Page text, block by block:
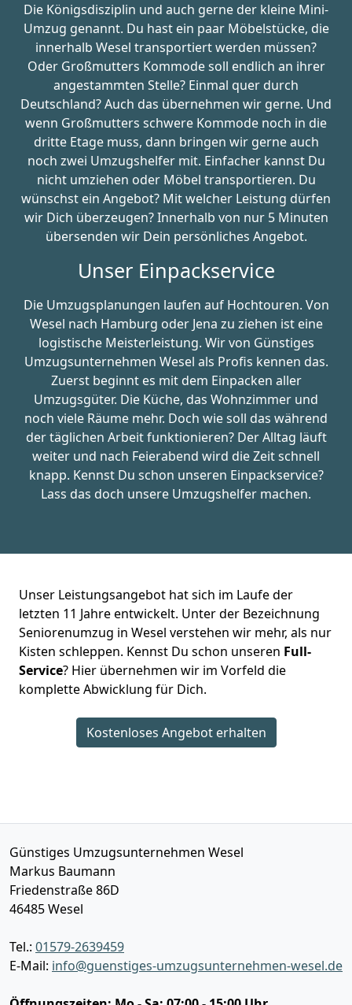
Die Königsdisziplin und auch gerne der kleine Mini-
Umzug genannt. Du hast ein paar Möbelstücke, die
innerhalb Wesel transportiert werden müssen?
Oder Großmutters Kommode soll endlich an ihrer
angestammten Stelle? Einmal quer durch
Deutschland? Auch das übernehmen wir gerne. Und
wenn Großmutters schwere Kommode noch in die
dritte Etage muss, dann bringen wir gerne auch
noch zwei Umzugshelfer mit. Einfacher kannst Du
nicht umziehen oder Möbel transportieren. Du
wünschst ein Angebot? Mit welcher Leistung dürfen
wir Dich überzeugen? Innerhalb von nur 5 Minuten
übersenden wir Dein persönliches Angebot.
Unser Einpackservice
Die Umzugsplanungen laufen auf Hochtouren. Von
Wesel nach Hamburg oder Jena zu ziehen ist eine
logistische Meisterleistung. Wir von Günstiges
Umzugsunternehmen Wesel als Profis kennen das.
Zuerst beginnt es mit dem Einpacken aller
Umzugsgüter. Die Küche, das Wohnzimmer und
noch viele Räume mehr. Doch wie soll das während
der täglichen Arbeit funktionieren? Der Alltag läuft
weiter und nach Feierabend wird die Zeit schnell
knapp. Kennst Du schon unseren Einpackservice?
Lass das doch unsere Umzugshelfer machen.
Unser Leistungsangebot hat sich im Laufe der
letzten 11 Jahre entwickelt. Unter der Bezeichnung
Seniorenumzug in Wesel verstehen wir mehr, als nur
Kisten schleppen. Kennst Du schon unseren Full-
Service? Hier übernehmen wir im Vorfeld die
komplette Abwicklung für Dich.
Kostenloses Angebot erhalten
Günstiges Umzugsunternehmen Wesel
Markus Baumann
Friedenstraße 86D
46485Wesel
Tel.: 01579-2639459
E-Mail: info@guenstiges-umzugsunternehmen-wesel.de